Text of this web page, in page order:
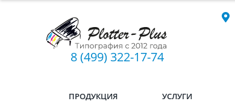
8 (499) 322-17-74
ПРОДУКЦИЯ УСЛУГИ